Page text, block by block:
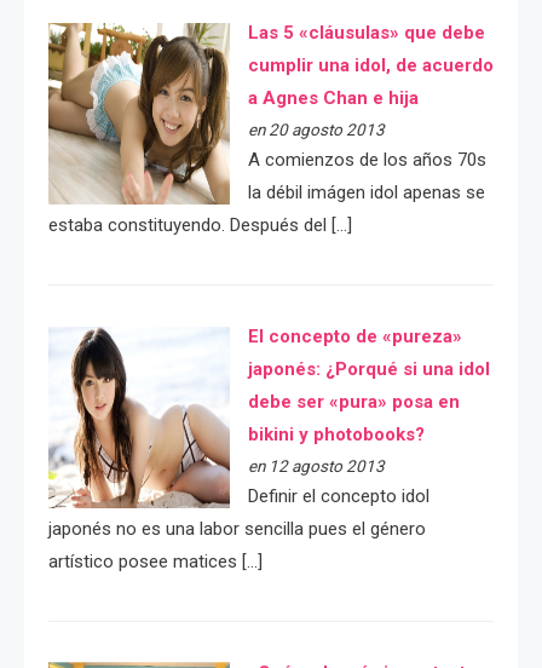
Las 5 «cláusulas» que debe
cumplir una idol, de acuerdo
a Agnes Chan e hija
en 20 agosto 2013
A comienzos de los años 70s
la débil imágen idol apenas se
estaba constituyendo. Después del […]
El concepto de «pureza»
japonés: ¿Porqué si una idol
debe ser «pura» posa en
bikini y photobooks?
en 12 agosto 2013
Definir el concepto idol
japonés no es una labor sencilla pues el género
artístico posee matices […]